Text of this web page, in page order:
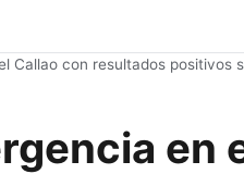
Callao con resultados positivos
en